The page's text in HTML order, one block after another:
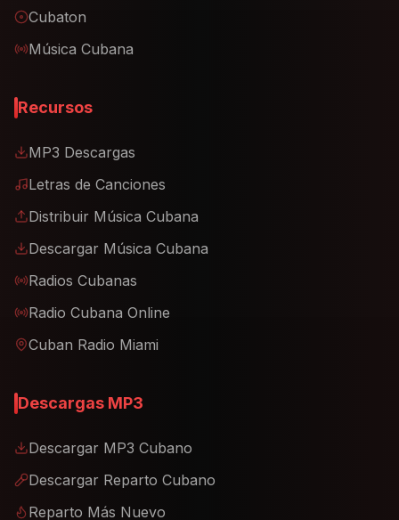
Cubaton
Música Cubana
Recursos
MP3 Descargas
Letras de Canciones
Distribuir Música Cubana
Descargar Música Cubana
Radios Cubanas
Radio Cubana Online
Cuban Radio Miami
Descargas MP3
Descargar MP3 Cubano
Descargar Reparto Cubano
Reparto Más Nuevo